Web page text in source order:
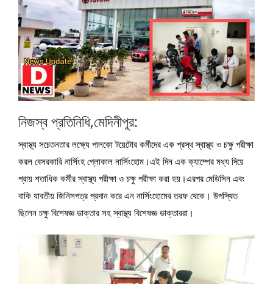
নিজস্ব প্রতিনিধি,মেদিনীপুর:
স্বাস্থ্য সচেতনতার লক্ষ্যে পালকো টয়েটোর কর্মীদের এক প্রস্থ স্বাস্থ্য ও চক্ষু পরীক্ষা
করল বেসরকারি নার্সিংহ গ্লোকাল নার্সিংহোম।এই দিন এক ক্যাম্পের মধ্য দিয়ে
প্রায় শতাধিক কর্মীর স্বাস্থ্য পরীক্ষা ও চক্ষু পরীক্ষা করা হয়।এরপর মেডিসিন এবং
বাকি যাবতীয় জিনিসপত্র প্রদান করে এন নার্সিংহোমের তরফ থেকে। উপস্থিত
ছিলেন চক্ষু বিশেষজ্ঞ ডাক্তার সহ স্বাস্থ্য বিশেষজ্ঞ ডাক্তাররা।